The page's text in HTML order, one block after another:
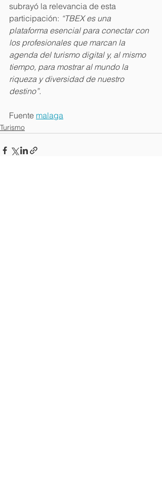
subrayó la relevancia de esta
participación: “TBEX es una
plataforma esencial para conectar con
los profesionales que marcan la
agenda del turismo digital y, al mismo
tiempo, para mostrar al mundo la
riqueza y diversidad de nuestro
destino”.
Fuente malaga
Turismo